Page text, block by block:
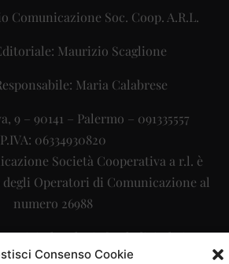
Consenso Cookie
Comunicazione Soc. Coop. A.R.L.
Maurizio Scaglione
Maria Calabrese
9 – 90141 – Palermo – 091335557
P.IVA: 06334930820
Società Cooperativa a r.l. è
Operatori di Comunicazione al
numero 26988
La Digitale srl–info@ladigitale.it